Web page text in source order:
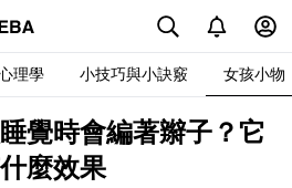
理學 小技巧與小訣竅 女孩小物
覺時會編著辮子？它
麼效果